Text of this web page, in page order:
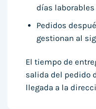
días
Pedidos
gestionan al
El tiempo de
salida del pedido
llegada a la